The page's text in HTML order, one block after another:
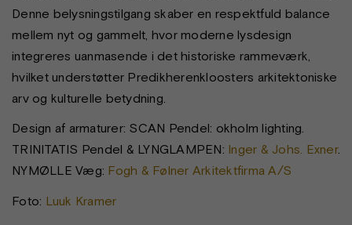
Denne belysningstilgang skaber en respektfuld balance
mellem nyt og gammelt, hvor moderne lysdesign
integreres uanmasende i det historiske rammeværk,
hvilket understøtter Predikherenkloosters arkitektoniske
arv og kulturelle betydning.
Design af armaturer: SCAN Pendel: okholm lighting.
TRINITATIS Pendel & LYNGLAMPEN: Inger & Johs. Exner.
NYMØLLE Væg: Fogh & Følner Arkitektfirma A/S
Foto: Luuk Kramer